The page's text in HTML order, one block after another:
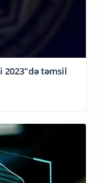
təmsil